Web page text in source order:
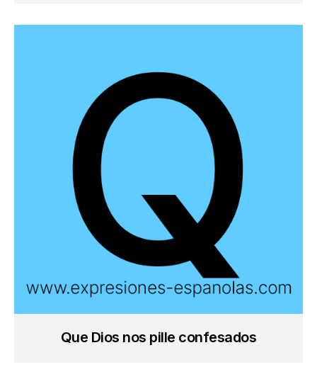
Que Dios nos pille confesados